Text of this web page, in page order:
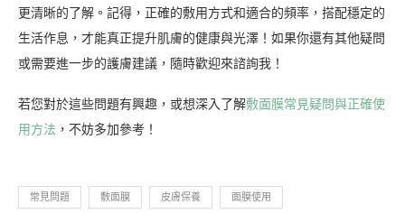
更清晰的了解。記得，正確的敷用方式和適合的頻率，搭配穩定的
生活作息，才能真正提升肌膚的健康與光澤！如果你還有其他疑問
或需要進一步的護膚建議，隨時歡迎來諮詢我！
若您對於這些問題有興趣，或想深入了解敷面膜常見疑問與正確使
用方法 ，不妨多加參考！
常見問題 敷面膜 皮膚保養 面膜使用